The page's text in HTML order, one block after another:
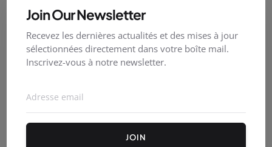
La boule à neige / The Snowglobe - Par Ambre
Vanneste
ambrevannesteDec. 20, 2024 0 59
Commentaires (0)
Join Our Newsletter
Recevez les dernières actualités et des mises à jour
sélectionnées directement dans votre boîte mail.
Inscrivez-vous à notre newsletter.
JOIN